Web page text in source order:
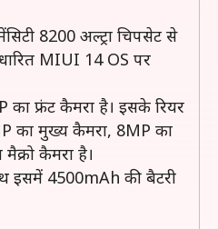
8200 अल्ट्रा चिपसेट से
MIUI 14 OS पर
फ्रंट कैमरा है। इसके रियर
का मुख्य कैमरा, 8MP का
कैमरा है।
इसमें 4500mAh की बैटरी